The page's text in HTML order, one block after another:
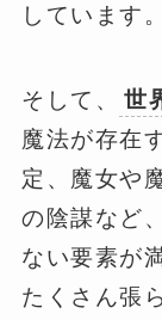
しています。
そして、 世
魔法が存在
定、魔女や
の陰謀など
ない要素が
たくさん張